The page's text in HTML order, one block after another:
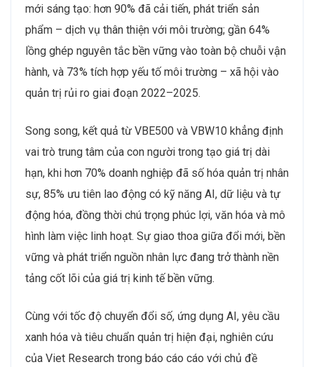
mới sáng tạo: hơn 90% đã cải tiến, phát triển sản
phẩm – dịch vụ thân thiện với môi trường; gần 64%
lồng ghép nguyên tắc bền vững vào toàn bộ chuỗi vận
hành, và 73% tích hợp yếu tố môi trường – xã hội vào
quản trị rủi ro giai đoạn 2022–2025.
Song song, kết quả từ VBE500 và VBW10 khẳng định
vai trò trung tâm của con người trong tạo giá trị dài
hạn, khi hơn 70% doanh nghiệp đã số hóa quản trị nhân
sự, 85% ưu tiên lao động có kỹ năng AI, dữ liệu và tự
động hóa, đồng thời chú trọng phúc lợi, văn hóa và mô
hình làm việc linh hoạt. Sự giao thoa giữa đổi mới, bền
vững và phát triển nguồn nhân lực đang trở thành nền
tảng cốt lõi của giá trị kinh tế bền vững.
Cùng với tốc độ chuyển đổi số, ứng dụng AI, yêu cầu
xanh hóa và tiêu chuẩn quản trị hiện đại, nghiên cứu
của Viet Research trong báo cáo cáo với chủ đề